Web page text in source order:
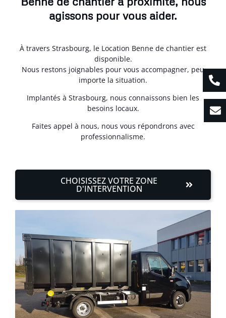
agissons pour vous aider.
À travers Strasbourg, le Location Benne de chantier est
disponible.
Nous restons joignables pour vous accompagner, peu
importe la situation.
Implantés à Strasbourg, nous connaissons bien les
besoins locaux.
Faites appel à nous, nous vous répondrons avec
professionnalisme.
CHOISISSEZ VOTRE ZONE
D'INTERVENTION